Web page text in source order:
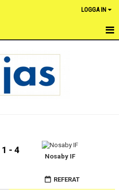
LOGGA IN
1 - 4
Nosaby IF
REFERAT